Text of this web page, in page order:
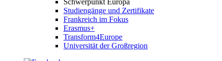
Schwerpunkt Europa
Studiengänge und Zertifikate
Frankreich im Fokus
Erasmus+
Transform4Europe
Universität der Großregion